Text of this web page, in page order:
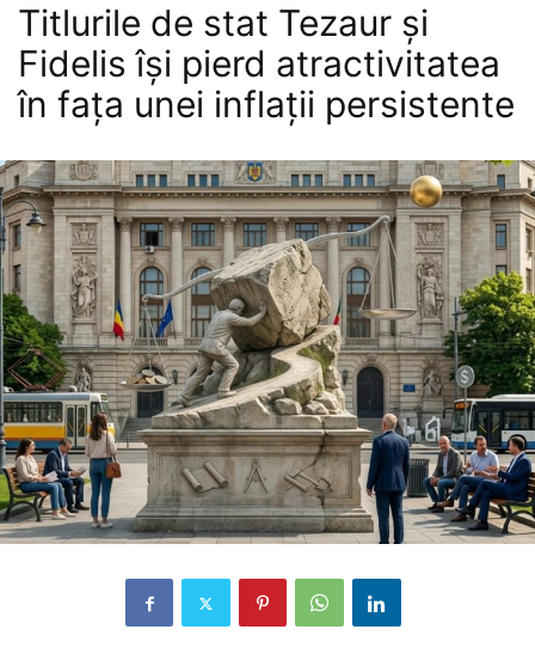
Titlurile de stat Tezaur și
Fidelis își pierd atractivitatea
în fața unei inflații persistente